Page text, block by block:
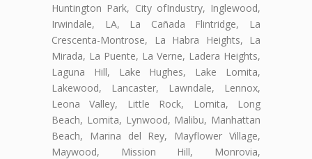
Huntington Park, City ofIndustry, Inglewood,
Irwindale, LA, La Cañada Flintridge, La
Crescenta-Montrose, La Habra Heights, La
Mirada, La Puente, La Verne, Ladera Heights,
Laguna Hill, Lake Hughes, Lake Lomita,
Lakewood, Lancaster, Lawndale, Lennox,
Leona Valley, Little Rock, Lomita, Long
Beach, Lomita, Lynwood, Malibu, Manhattan
Beach, Marina del Rey, Mayflower Village,
Maywood, Mission Hill, Monrovia,